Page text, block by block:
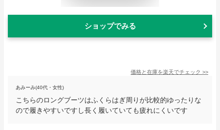
ショップでみる
価格と在庫を楽天でチェック >>
あみーみ(40代・女性)
こちらのロングブーツはふくらはぎ周りが比較的ゆったりな
ので履きやすいですし長く履いていても疲れにくいです